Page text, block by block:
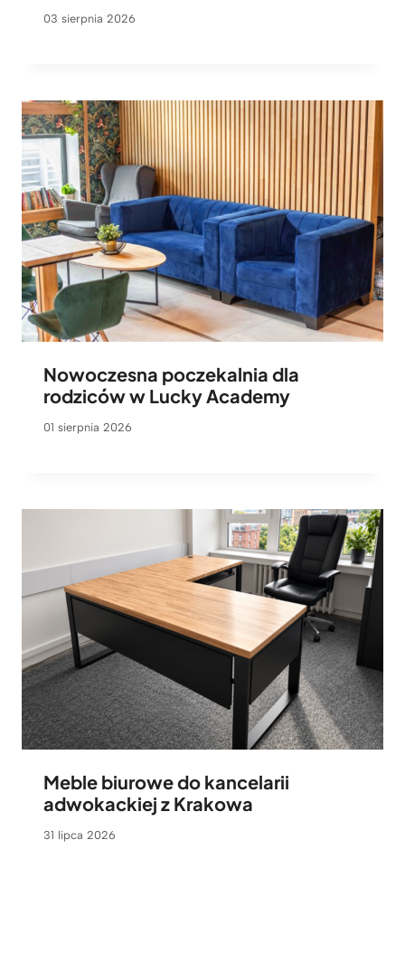
03 sierpnia 2026
Nowoczesna poczekalnia dla
rodziców w Lucky Academy
01 sierpnia 2026
Meble biurowe do kancelarii
adwokackiej z Krakowa
31 lipca 2026